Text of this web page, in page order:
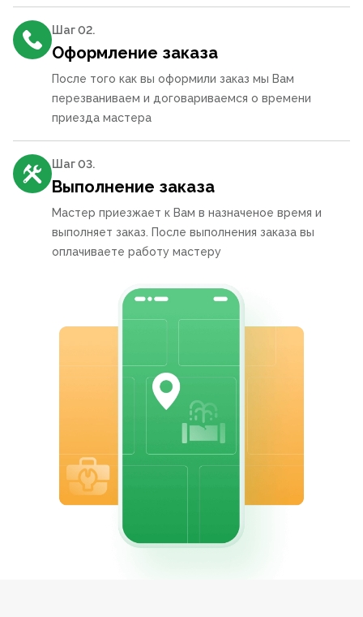
Шаг 02.
Оформление заказа
После того как вы оформили заказ мы Вам
перезваниваем и договариваемся о времени
приезда мастера
Шаг 03.
Выполнение заказа
Мастер приезжает к Вам в назначеное время и
выполняет заказ. После выполнения заказа вы
оплачиваете работу мастеру